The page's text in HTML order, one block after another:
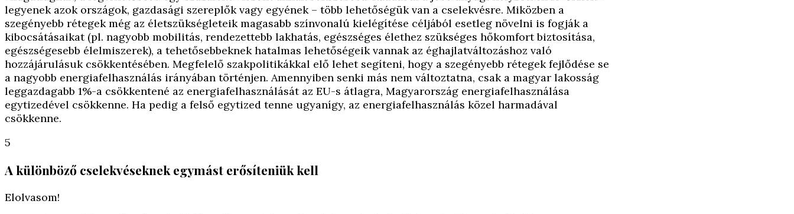
legyenek azok országok, gazdasági szereplők vagy egyének – több lehetőségük van a cselekvésre. Miközben a
szegényebb rétegek még az életszükségleteik magasabb színvonalú kielégítése céljából esetleg növelni is fogják a
kibocsátásaikat (pl. nagyobb mobilitás, rendezettebb lakhatás, egészséges élethez szükséges hőkomfort biztosítása,
egészségesebb élelmiszerek), a tehetősebbeknek hatalmas lehetőségeik vannak az éghajlatváltozáshoz való
hozzájárulásuk csökkentésében. Megfelelő szakpolitikákkal elő lehet segíteni, hogy a szegényebb rétegek fejlődése se
a nagyobb energiafelhasználás irányában történjen. Amennyiben senki más nem változtatna, csak a magyar lakosság
leggazdagabb 1%-a csökkentené az energiafelhasználását az EU-s átlagra, Magyarország energiafelhasználása
egytizedével csökkenne. Ha pedig a felső egytized tenne ugyanígy, az energiafelhasználás közel harmadával
csökkenne.
5
A különböző cselekvéseknek egymást erősíteniük kell
Elolvasom!